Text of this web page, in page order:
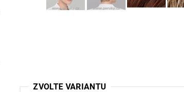
ZVOLTE VARIANTU